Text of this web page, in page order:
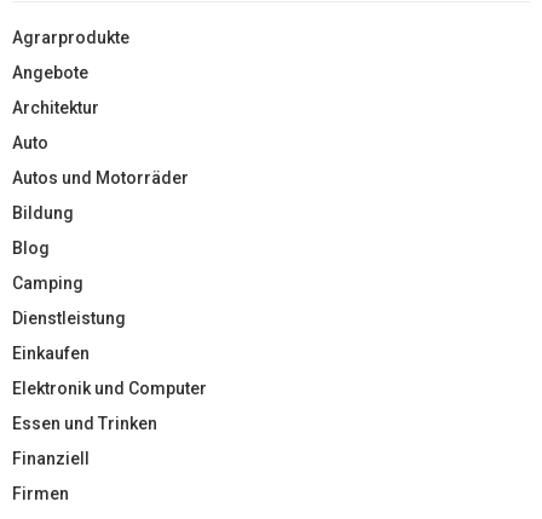
Agrarprodukte
Angebote
Architektur
Auto
Autos und Motorräder
Bildung
Blog
Camping
Dienstleistung
Einkaufen
Elektronik und Computer
Essen und Trinken
Finanziell
Firmen